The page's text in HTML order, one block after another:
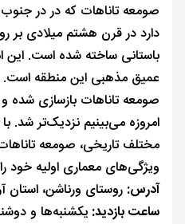
صومعه تاناهات که در در
دارد در قرن هشتم میلادی بر
باستانی ساخته شده است. این
عمیق مذهبی این منطقه است.
صومعه تاناهات بازسازی شده
امروزه می‌بینیم نزدیک‌تر شد.
مختلف تاریخی، صومعه
ویژگی‌های معماری اولیه خود
آدرس: روستای ورناشن، استان
ساعت بازدید: یکشنبه‌ها و دوشنبه‌ها از ۹